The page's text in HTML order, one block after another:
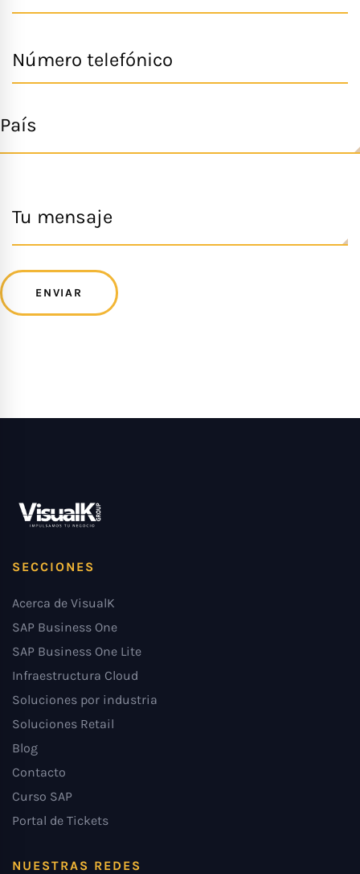
SECCIONES
Acerca de VisualK
SAP Business One
SAP Business One Lite
Infraestructura Cloud
Soluciones por industria
Soluciones Retail
Blog
Contacto
Curso SAP
Portal de Tickets
NUESTRAS REDES